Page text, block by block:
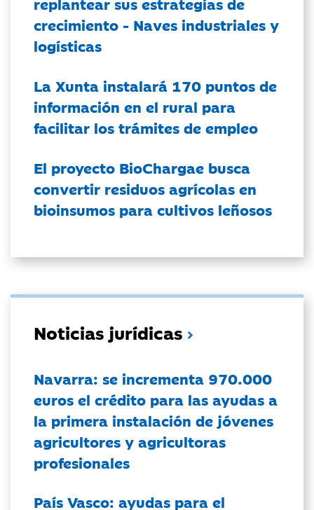
crecimiento - Naves industriales y
logísticas
La Xunta instalará 170 puntos de
información en el rural para
facilitar los trámites de empleo
El proyecto BioChargae busca
convertir residuos agrícolas en
bioinsumos para cultivos leñosos
Noticias jurídicas
Navarra: se incrementa 970.000
euros el crédito para las ayudas a
la primera instalación de jóvenes
agricultores y agricultoras
profesionales
País Vasco: ayudas para el